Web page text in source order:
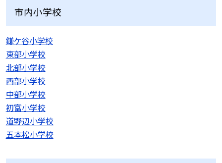
市内小学校
鎌ケ谷小学校
東部小学校
北部小学校
西部小学校
中部小学校
初富小学校
道野辺小学校
五本松小学校